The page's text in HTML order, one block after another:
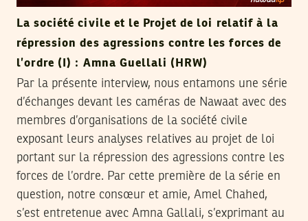
La société civile et le Projet de loi relatif à la
répression des agressions contre les forces de
l’ordre (I) : Amna Guellali (HRW)
Par la présente interview, nous entamons une série
d’échanges devant les caméras de Nawaat avec des
membres d’organisations de la société civile
exposant leurs analyses relatives au projet de loi
portant sur la répression des agressions contre les
forces de l’ordre. Par cette première de la série en
question, notre consœur et amie, Amel Chahed,
s’est entretenue avec Amna Gallali, s’exprimant au